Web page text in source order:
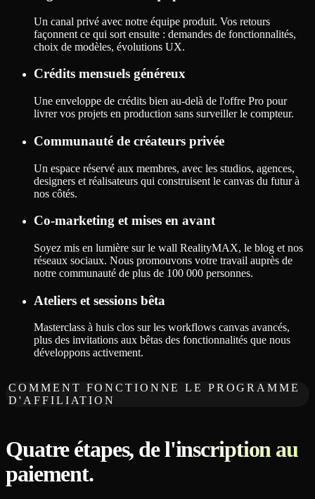
Un canal privé avec notre équipe produit. Vos retours
façonnent ce qui sort ensuite : demandes de fonctionnalités,
choix de modèles, évolutions UX.
Crédits mensuels généreux
Une enveloppe de crédits bien au-delà de l'offre Pro pour
livrer vos projets en production sans surveiller le compteur.
Communauté de créateurs privée
Un espace réservé aux membres, avec les studios, agences,
designers et réalisateurs qui construisent le canvas du futur à
nos côtés.
Co-marketing et mises en avant
Soyez mis en lumière sur le wall RealityMAX, le blog et nos
réseaux sociaux. Nous promouvons votre travail auprès de
notre communauté de plus de 100 000 personnes.
Ateliers et sessions bêta
Masterclass à huis clos sur les workflows canvas avancés,
plus des invitations aux bêtas des fonctionnalités que nous
développons activement.
COMMENT FONCTIONNE LE PROGRAMME
D'AFFILIATION
Quatre étapes, de l'inscription au
paiement.